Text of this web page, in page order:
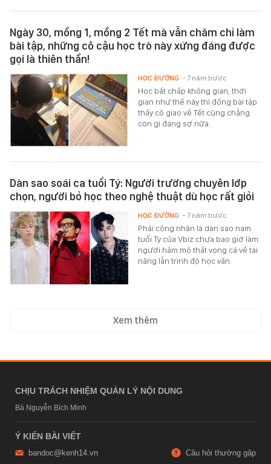
Ngày 30, mồng 1, mồng 2 Tết mà vẫn chăm chỉ làm
bài tập, những cô cậu học trò này xứng đáng được
gọi là thiên thần!
Học bất chấp không gian, thời
gian như thế này thì đống bài tập
thầy cô giao về Tết cũng chẳng
còn gì đáng sợ nữa.
HỌC ĐƯỜNG - 7 năm trước
Dàn sao soái ca tuổi Tý: Người trường chuyên lớp
chọn, người bỏ học theo nghệ thuật dù học rất giỏi
Phải công nhận là dàn sao nam
tuổi Tý của Vbiz chưa bao giờ làm
người hâm mộ thất vọng cả về tài
năng lẫn trình độ học vấn.
HỌC ĐƯỜNG - 7 năm trước
Xem thêm
CHỊU TRÁCH NHIỆM QUẢN LÝ NỘI DUNG
Bà Nguyễn Bích Minh
Ý KIẾN BÀI VIẾT
bandoc@kenh14.vn Câu hỏi thường gặp